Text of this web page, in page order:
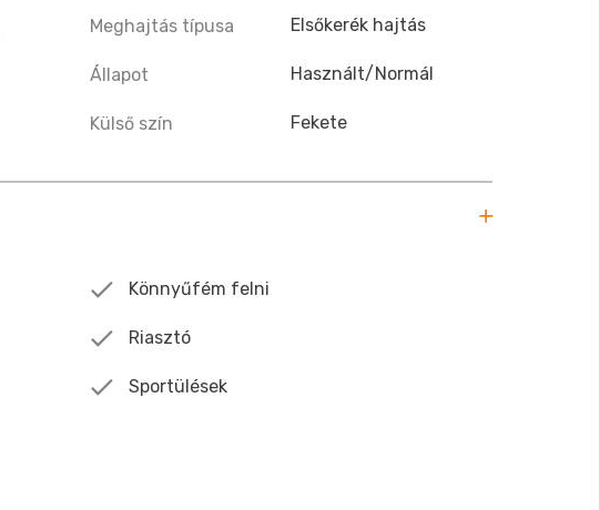
Meghajtás típusa Elsőkerék hajtás
Állapot Használt/Normál
Külső szín Fekete
Könnyűfém felni
Riasztó
Sportülések